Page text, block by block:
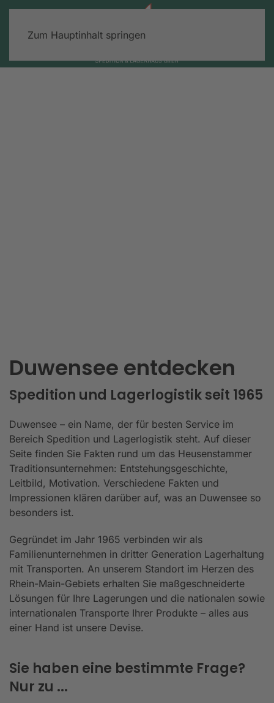
Zum Hauptinhalt springen
Duwensee entdecken
Spedition und Lagerlogistik seit 1965
Duwensee – ein Name, der für besten Service im
Bereich Spedition und Lagerlogistik steht. Auf dieser
Seite finden Sie Fakten rund um das Heusenstammer
Traditionsunternehmen: Entstehungsgeschichte,
Leitbild, Motivation. Verschiedene Fakten und
Impressionen klären darüber auf, was an Duwensee so
besonders ist.
Gegründet im Jahr 1965 verbinden wir als
Familienunternehmen in dritter Generation Lagerhaltung
mit Transporten. An unserem Standort im Herzen des
Rhein-Main-Gebiets erhalten Sie maßgeschneiderte
Lösungen für Ihre Lagerungen und die nationalen sowie
internationalen Transporte Ihrer Produkte – alles aus
einer Hand ist unsere Devise.
Sie haben eine bestimmte Frage?
Nur zu ...